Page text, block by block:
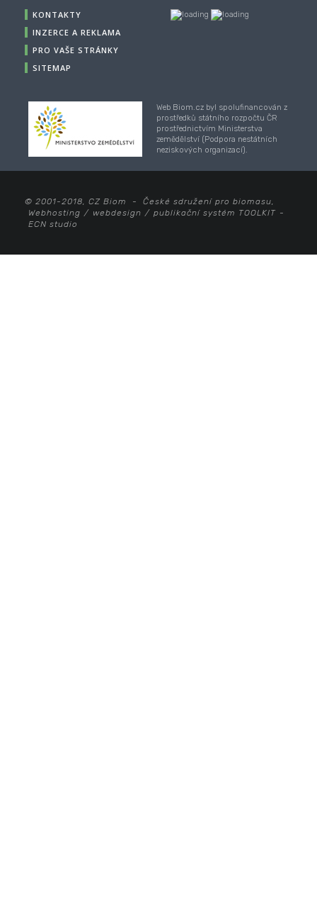
KONTAKTY
INZERCE A REKLAMA
PRO VAŠE STRÁNKY
SITEMAP
Web Biom.cz byl spolufinancován z
prostředků státního rozpočtu ČR
prostřednictvím Ministerstva
zemědělství (Podpora nestátních
neziskových organizací).
© 2001-2018, CZ Biom - České sdružení pro biomasu,
Webhosting / webdesign / publikační systém TOOLKIT -
ECN studio